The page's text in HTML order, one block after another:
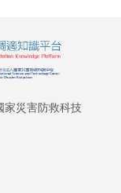
災害防救科技